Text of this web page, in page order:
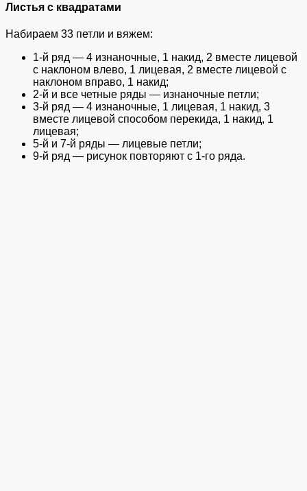
Листья с квадратами
Набираем 33 петли и вяжем:
1-й ряд — 4 изнаночные, 1 накид, 2 вместе лицевой
с наклоном влево, 1 лицевая, 2 вместе лицевой с
наклоном вправо, 1 накид;
2-й и все четные ряды — изнаночные петли;
3-й ряд — 4 изнаночные, 1 лицевая, 1 накид, 3
вместе лицевой способом перекида, 1 накид, 1
лицевая;
5-й и 7-й ряды — лицевые петли;
9-й ряд — рисунок повторяют с 1-го ряда.